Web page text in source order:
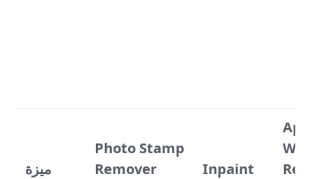
ميزة
Photo Stamp
Remover
Inpaint